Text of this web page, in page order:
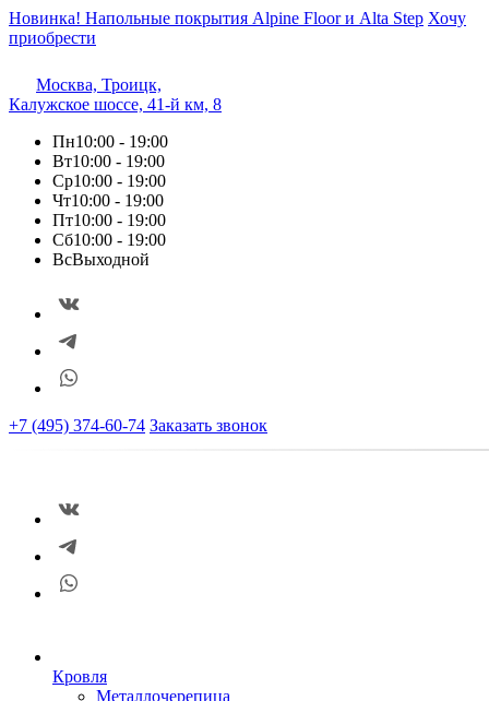
Новинка! Напольные покрытия Alpine Floor и Alta Step Хочу
приобрести
Москва, Троицк,
Калужское шоссе, 41-й км, 8
Пн10:00 - 19:00
Вт10:00 - 19:00
Ср10:00 - 19:00
Чт10:00 - 19:00
Пт10:00 - 19:00
Сб10:00 - 19:00
ВсВыходной
+7 (495) 374-60-74 Заказать звонок
Кровля
Металлочерепица